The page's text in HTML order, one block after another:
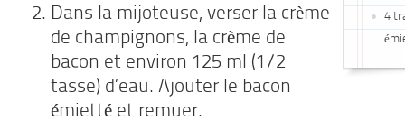
4
Dans la mijoteuse, verser la crème
de champignons, la crème de
bacon et environ 125 ml (1/2
tasse) d’eau. Ajouter le bacon
émietté et remuer.